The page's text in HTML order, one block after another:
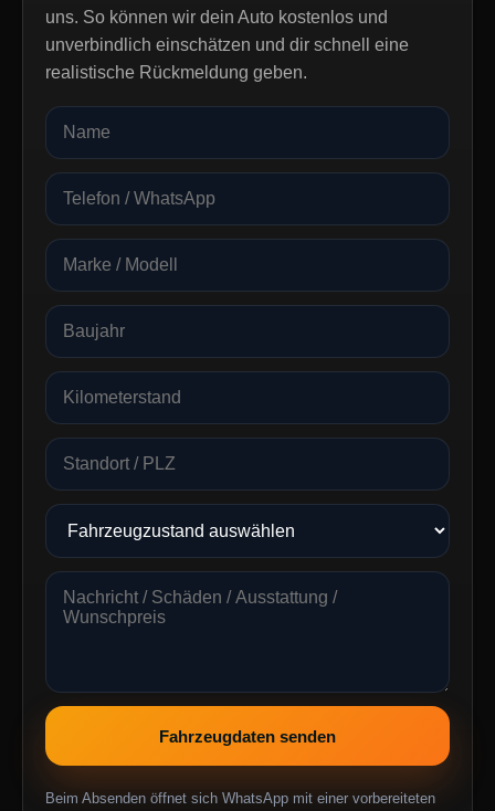
uns. So können wir dein Auto kostenlos und
unverbindlich einschätzen und dir schnell eine
realistische Rückmeldung geben.
Fahrzeugdaten senden
Beim Absenden öffnet sich WhatsApp mit einer vorbereiteten